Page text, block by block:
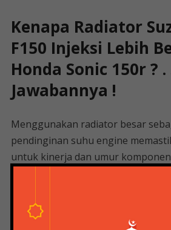
Kenapa Radiator
F150 Injeksi Lebih
Honda Sonic 150r ? .
Jawabannya !
Menggunakan radiator besar
pendinginan suhu engine
untuk kinerja dan umur
Titik pertama adalah letak lampu
Vietnam, yaitu titik belok dari